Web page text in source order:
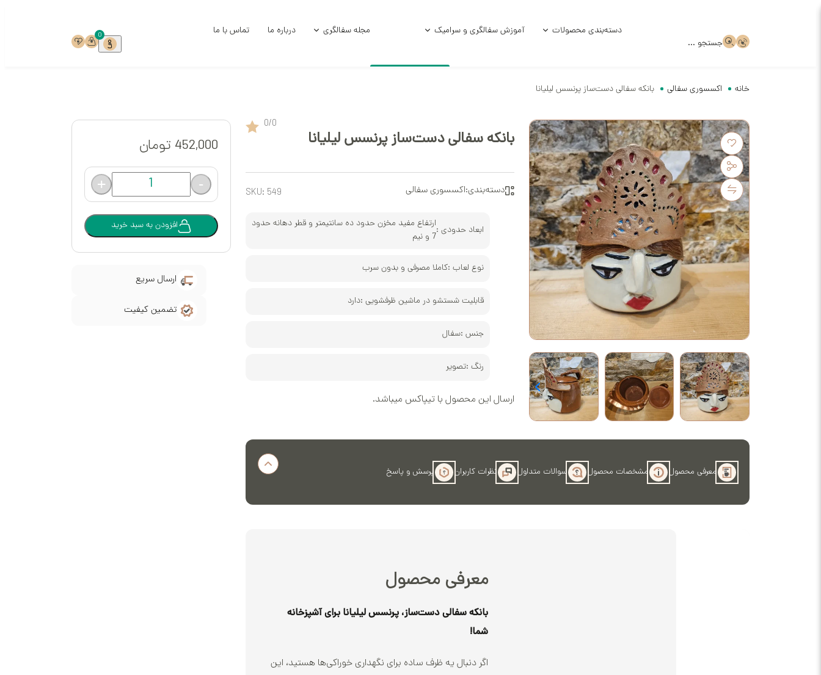
جستجو ...
دسته‌بندی محصولات
ظروف سرامیکی
ظروف سرامیکی خام
قالب گچی استوک
ظروف سفالی
آموزش سفالگری و سرامیک مجله سفالگری
آموزش سفالگری
سفالگری با دست
درباره ما تماس با ما 0
خانه اکسسوری سفالی بانکه سفالی دست‌ساز پرنسس لیلیانا
بانکه سفالی دست‌ساز پرنسس لیلیانا
0/0
دسته‌بندی:اکسسوری سفالی SKU: 549
ابعاد حدودی :
ارتفاع مفید مخزن حدود ده سانتیمتر و قطر دهانه حدود
7 و نیم
نوع لعاب :کاملا مصرفی و بدون سرب
قابلیت شستشو در ماشین ظرفشویی :دارد
جنس :سفال
رنگ :تصویر
ارسال این محصول با تیپاکس میباشد.
معرفی محصول مشخصات محصول سوالات متداول نظرات کاربران پرسش و پاسخ
معرفی محصول
بانکه سفالی دست‌ساز، پرنسس لیلیانا برای آشپزخانه
شما!
اگر دنبال یه ظرف ساده برای نگهداری خوراکی‌ها هستید، این
452,000 تومان
-
+
افزودن به سبد خرید
ارسال سریع
تضمین کیفیت